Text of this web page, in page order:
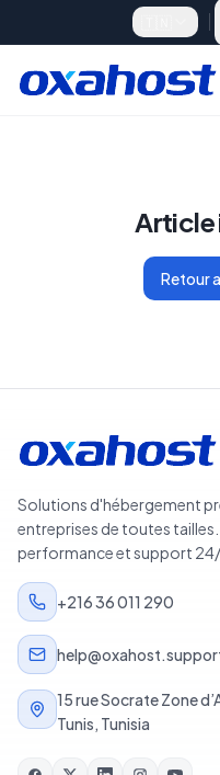
Article
Retour
Solutions d'hébergement
entreprises de toutes tailles.
performance et support 24/
+216 36 011 290
15 rue Socrate Zone
Tunis, Tunisia